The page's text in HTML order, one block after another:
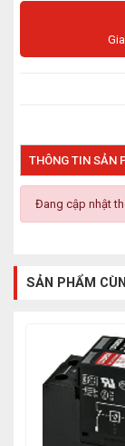
THÔNG TIN SẢN
Đang cập nhật
SẢN PHẨM